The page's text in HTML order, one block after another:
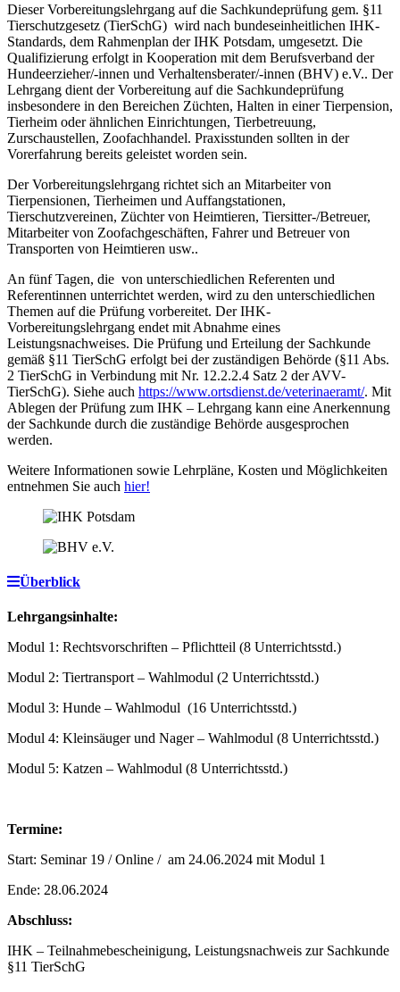
Dieser Vorbereitungslehrgang auf die Sachkundeprüfung gem. §11
Tierschutzgesetz (TierSchG) wird nach bundeseinheitlichen IHK-
Standards, dem Rahmenplan der IHK Potsdam, umgesetzt. Die
Qualifizierung erfolgt in Kooperation mit dem Berufsverband der
Hundeerzieher/-innen und Verhaltensberater/-innen (BHV) e.V.. Der
Lehrgang dient der Vorbereitung auf die Sachkundeprüfung
insbesondere in den Bereichen Züchten, Halten in einer Tierpension,
Tierheim oder ähnlichen Einrichtungen, Tierbetreuung,
Zurschaustellen, Zoofachhandel. Praxisstunden sollten in der
Vorerfahrung bereits geleistet worden sein.
Der Vorbereitungslehrgang richtet sich an Mitarbeiter von
Tierpensionen, Tierheimen und Auffangstationen,
Tierschutzvereinen, Züchter von Heimtieren, Tiersitter-/Betreuer,
Mitarbeiter von Zoofachgeschäften, Fahrer und Betreuer von
Transporten von Heimtieren usw..
An fünf Tagen, die von unterschiedlichen Referenten und
Referentinnen unterrichtet werden, wird zu den unterschiedlichen
Themen auf die Prüfung vorbereitet. Der IHK-
Vorbereitungslehrgang endet mit Abnahme eines
Leistungsnachweises. Die Prüfung und Erteilung der Sachkunde
gemäß §11 TierSchG erfolgt bei der zuständigen Behörde (§11 Abs.
2 TierSchG in Verbindung mit Nr. 12.2.2.4 Satz 2 der AVV-
TierSchG). Siehe auch https://www.ortsdienst.de/veterinaeramt/. Mit
Ablegen der Prüfung zum IHK – Lehrgang kann eine Anerkennung
der Sachkunde durch die zuständige Behörde ausgesprochen
werden.
Weitere Informationen sowie Lehrpläne, Kosten und Möglichkeiten
entnehmen Sie auch hier!
Überblick
Lehrgangsinhalte:
Modul 1: Rechtsvorschriften – Pflichtteil (8 Unterrichtsstd.)
Modul 2: Tiertransport – Wahlmodul (2 Unterrichtsstd.)
Modul 3: Hunde – Wahlmodul (16 Unterrichtsstd.)
Modul 4: Kleinsäuger und Nager – Wahlmodul (8 Unterrichtsstd.)
Modul 5: Katzen – Wahlmodul (8 Unterrichtsstd.)
Termine:
Start: Seminar 19 / Online / am 24.06.2024 mit Modul 1
Ende: 28.06.2024
Abschluss:
IHK – Teilnahmebescheinigung, Leistungsnachweis zur Sachkunde
§11 TierSchG